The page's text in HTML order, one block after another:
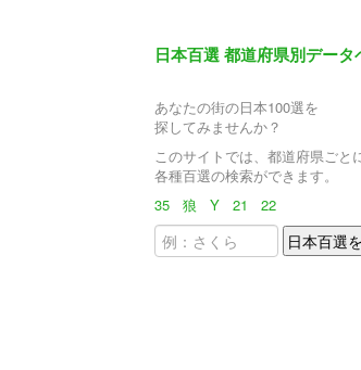
日本百選 都道府県別データ
あなたの街の日本100選を
探してみませんか？
このサイトでは、都道府県ごと
各種百選の検索ができます。
35
狼 Y 21 22